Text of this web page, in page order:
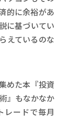
的に余裕があ
に基づいてい
えているのな
めた本『投資
』もなかなか
レードで毎月